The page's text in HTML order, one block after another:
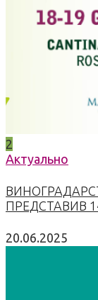
2
Актуально
ПРЕДСТАВИВ
20.06.2025